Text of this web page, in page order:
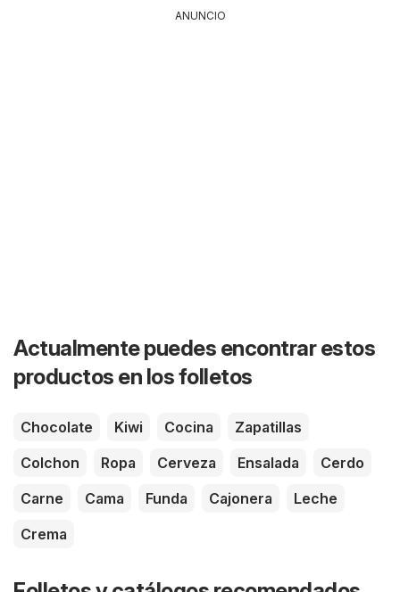
ANUNCIO
Actualmente puedes encontrar estos
productos en los folletos
Chocolate Kiwi Cocina
Zapatillas
Colchon
Ropa Cerveza Ensalada
Cerdo
Carne
Cama Funda Cajonera
Leche
Crema